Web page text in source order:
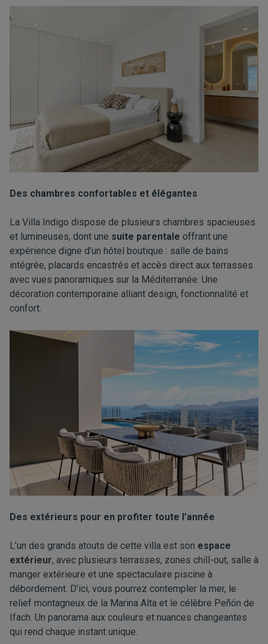
Des chambres confortables et élégantes
La Villa Indigo dispose de plusieurs chambres spacieuses
et lumineuses, dont une suite parentale offrant une
expérience digne d’un hôtel boutique : salle de bains
intégrée, placards encastrés et accès direct aux terrasses
avec vues panoramiques sur la Méditerranée. Une
décoration contemporaine alliant design, fonctionnalité et
confort.
Des extérieurs pour en profiter toute l’année
L’un des grands atouts de cette villa est son espace
extérieur, avec plusieurs terrasses, zones chill-out, salle à
manger extérieure et une spectaculaire piscine à
débordement. D’ici, vous pourrez contempler la mer, le
relief montagneux de la Marina Alta et le célèbre Peñón de
Ifach. Un panorama aux couleurs et nuances changeantes
qui rend chaque instant unique.